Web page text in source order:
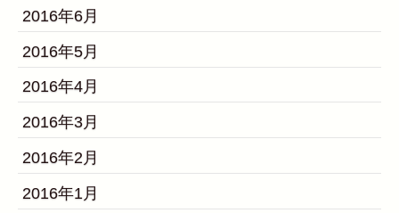
2016年6月
2016年5月
2016年4月
2016年3月
2016年2月
2016年1月